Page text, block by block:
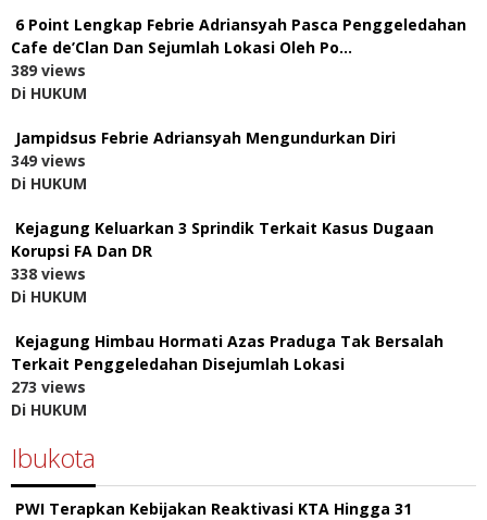
6 Point Lengkap Febrie Adriansyah Pasca Penggeledahan
Cafe de’Clan Dan Sejumlah Lokasi Oleh Po…
389 views
Di HUKUM
Jampidsus Febrie Adriansyah Mengundurkan Diri
349 views
Di HUKUM
Kejagung Keluarkan 3 Sprindik Terkait Kasus Dugaan
Korupsi FA Dan DR
338 views
Di HUKUM
Kejagung Himbau Hormati Azas Praduga Tak Bersalah
Terkait Penggeledahan Disejumlah Lokasi
273 views
Di HUKUM
Ibukota
PWI Terapkan Kebijakan Reaktivasi KTA Hingga 31